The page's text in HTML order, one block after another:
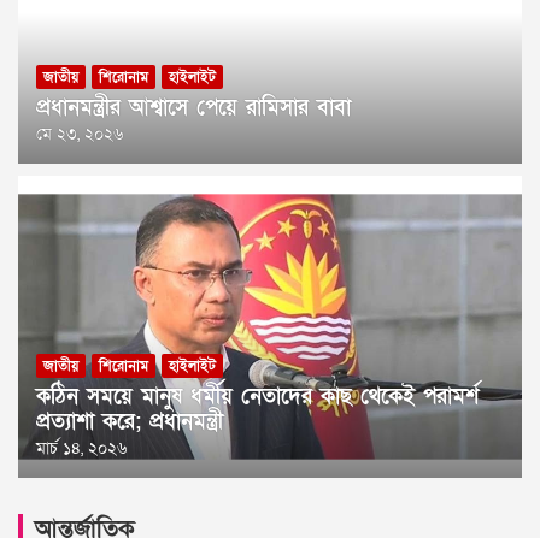
জাতীয় শিরোনাম হাইলাইট
প্রধানমন্ত্রীর আশ্বাসে পেয়ে রামিসার বাবা
মে ২৩, ২০২৬
জাতীয় শিরোনাম হাইলাইট
কঠিন সময়ে মানুষ ধর্মীয় নেতাদের কাছ থেকেই পরামর্শ
প্রত্যাশা করে; প্রধানমন্ত্রী
মার্চ ১৪, ২০২৬
আন্তর্জাতিক